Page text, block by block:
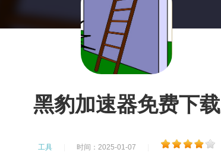
黑豹加速器免费下载
工具 时间：2025-01-07